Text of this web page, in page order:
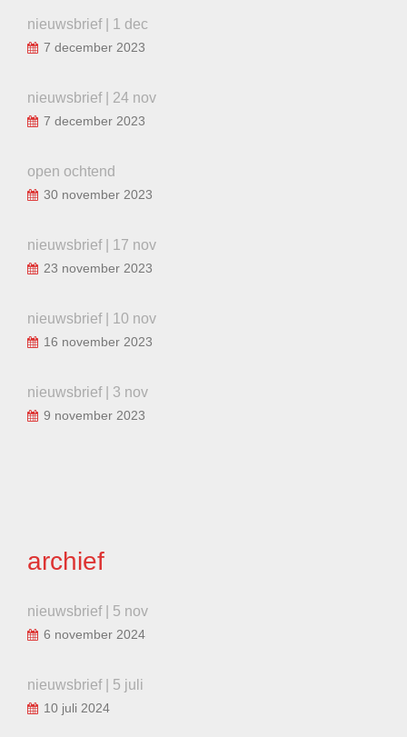
nieuwsbrief | 1 dec
7 december 2023
nieuwsbrief | 24 nov
7 december 2023
open ochtend
30 november 2023
nieuwsbrief | 17 nov
23 november 2023
nieuwsbrief | 10 nov
16 november 2023
nieuwsbrief | 3 nov
9 november 2023
archief
nieuwsbrief | 5 nov
6 november 2024
nieuwsbrief | 5 juli
10 juli 2024